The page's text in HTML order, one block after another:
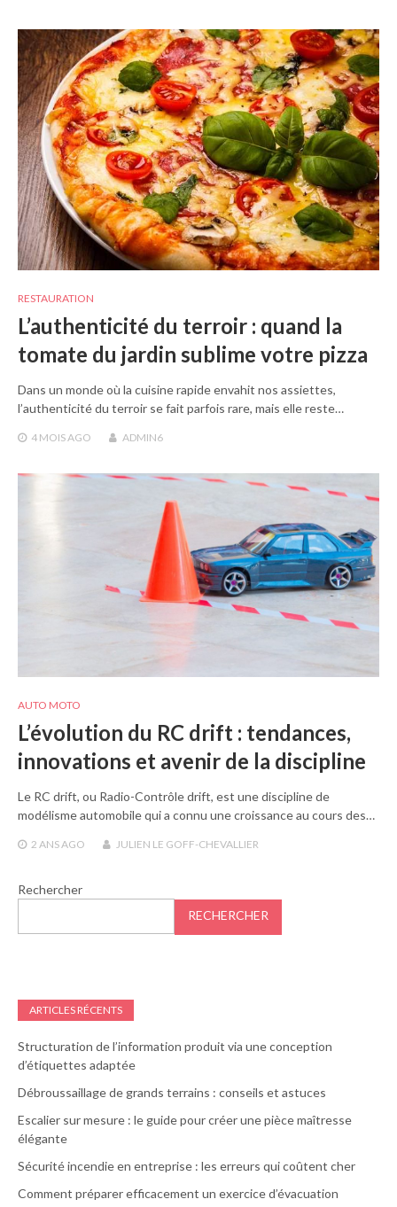
RESTAURATION
L’authenticité du terroir : quand la
tomate du jardin sublime votre pizza
Dans un monde où la cuisine rapide envahit nos assiettes,
l’authenticité du terroir se fait parfois rare, mais elle reste…
4 MOIS AGO ADMIN6
AUTO MOTO
L’évolution du RC drift : tendances,
innovations et avenir de la discipline
Le RC drift, ou Radio-Contrôle drift, est une discipline de
modélisme automobile qui a connu une croissance au cours des…
2 ANSAGO JULIEN LE GOFF-CHEVALLIER
Rechercher
RECHERCHER
ARTICLES RÉCENTS
Structuration de l’information produit via une conception
d’étiquettes adaptée
Débroussaillage de grands terrains : conseils et astuces
Escalier sur mesure : le guide pour créer une pièce maîtresse
élégante
Sécurité incendie en entreprise : les erreurs qui coûtent cher
Comment préparer efficacement un exercice d’évacuation